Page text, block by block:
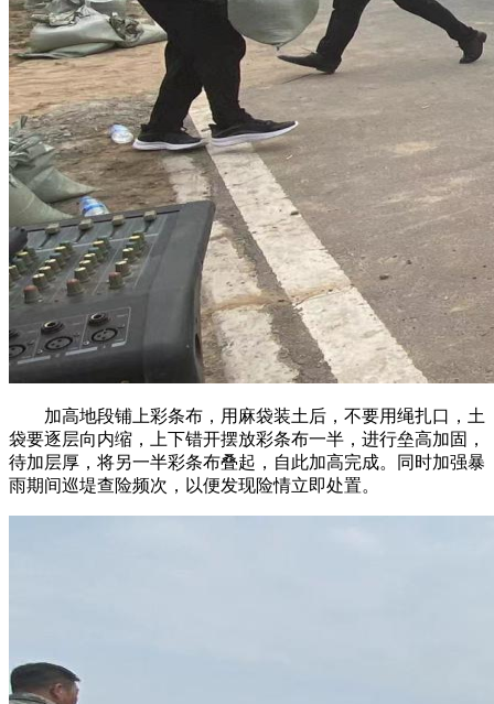
加高地段铺上彩条布，用麻袋装土后，不要用绳扎口，土
袋要逐层向内缩，上下错开摆放彩条布一半，进行垒高加固，
待加层厚，将另一半彩条布叠起，自此加高完成。同时加强暴
雨期间巡堤查险频次，以便发现险情立即处置。